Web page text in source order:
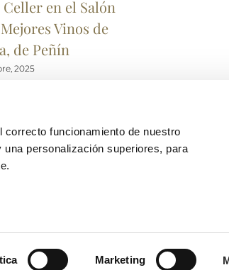
funcionamiento de nuestro
personalización superiores, para
Marketing
Celler en el Salón
Vinos de
de Peñín
2025
¿Quieres recibir las
Tripadvisor